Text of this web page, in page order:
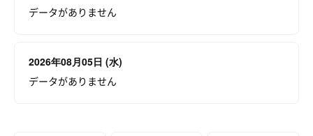
データがありません
2026年08月05日 (水)
データがありません